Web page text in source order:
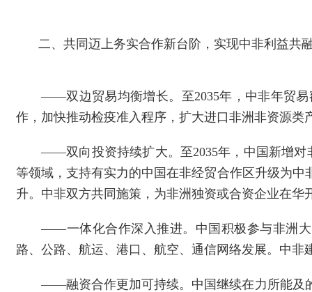
二、共同迈上务实合作新台阶，实现中非利益共
——双边贸易均衡增长。至2035年，中非年贸易
作，加快推动检疫准入程序，扩大进口非洲非资源类
——双向投资持续扩大。至2035年，中国新增对
等领域，支持有实力的中国在非经贸合作区升级为
升。中非双方共同施策，为非洲独资或合资企业在华
——一体化合作深入推进。中国积极参与非洲
路、公路、航运、港口、航空、通信网络发展。中
——融资合作更加可持续。中国继续在力所能及